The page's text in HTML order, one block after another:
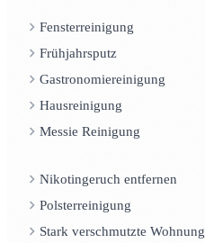
Fensterreinigung
Frühjahrsputz
Gastronomiereinigung
Hausreinigung
Messie Reinigung
Nikotingeruch entfernen
Polsterreinigung
Stark verschmutzte Wohnung